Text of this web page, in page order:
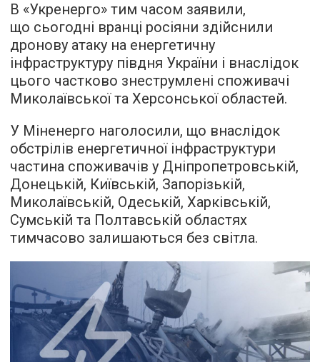
В «Укренерго» тим часом заявили,
що сьогодні вранці росіяни здійснили
дронову атаку на енергетичну
інфраструктуру півдня України і внаслідок
цього частково знеструмлені споживачі
Миколаївської та Херсонської областей.
У Міненерго наголосили, що внаслідок
обстрілів енергетичної інфраструктури
частина споживачів у Дніпропетровській,
Донецькій, Київській, Запорізькій,
Миколаївській, Одеській, Харківській,
Сумській та Полтавській областях
тимчасово залишаються без світла.